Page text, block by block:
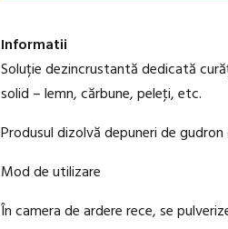
Informatii
Soluție dezincrustantă dedicată
solid – lemn, cărbune, peleţi, etc.
Produsul dizolvă depuneri de
Mod de utilizare
În camera de ardere rece, se